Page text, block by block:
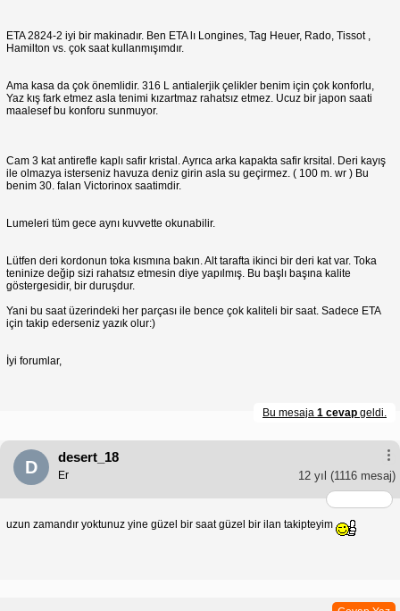
ETA 2824-2 iyi bir makinadır. Ben ETA lı Longines, Tag Heuer, Rado, Tissot ,
Hamilton vs. çok saat kullanmışımdır.
Ama kasa da çok önemlidir. 316 L antialerjik çelikler benim için çok konforlu,
Yaz kış fark etmez asla tenimi kızartmaz rahatsız etmez. Ucuz bir japon saati
maalesef bu konforu sunmuyor.
Cam 3 kat antirefle kaplı safir kristal. Ayrıca arka kapakta safir krsital. Deri kayış
ile olmazya isterseniz havuza deniz girin asla su geçirmez. ( 100 m. wr ) Bu
benim 30. falan Victorinox saatimdir.
Lumeleri tüm gece aynı kuvvette okunabilir.
Lütfen deri kordonun toka kısmına bakın. Alt tarafta ikinci bir deri kat var. Toka
teninize değip sizi rahatsız etmesin diye yapılmış. Bu başlı başına kalite
göstergesidir, bir duruşdur.
Yani bu saat üzerindeki her parçası ile bence çok kaliteli bir saat. Sadece ETA
için takip ederseniz yazık olur:)
İyi forumlar,
Bu mesaja 1 cevap geldi.
D
desert_18
12 yıl (1116 mesaj)
Er
uzun zamandır yoktunuz yine güzel bir saat güzel bir ilan takipteyim